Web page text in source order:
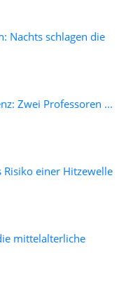
Nachts schlagen die
Zwei Professoren ...
Risiko einer Hitzewelle
mittelalterliche